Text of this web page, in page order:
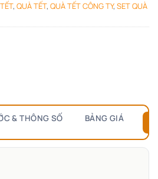
, QUÀ TẾT, QUÀ TẾT CÔNG TY, SET QUÀ
& THÔNG SỐ BẢNG GIÁ